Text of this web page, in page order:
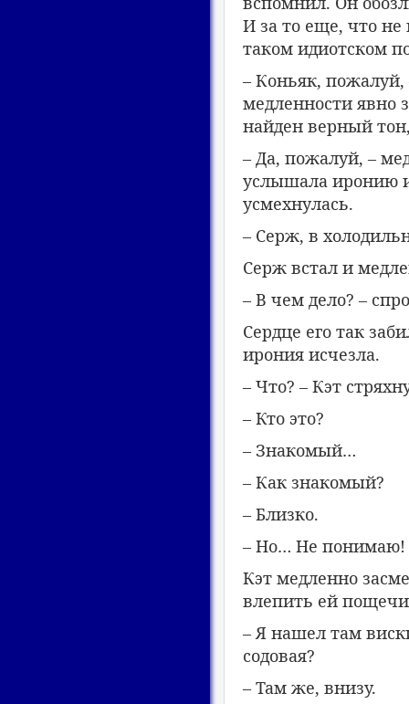
И за то еще, что
таком идиотском
– Коньяк, пожалуй,
медленности явно
найден верный
– Да, пожалуй, –
услышала иронию
усмехнулась.
– Серж, в
Серж встал и
– В чем дело? –
Сердце его так
ирония исчезла.
– Что? – Кэт
– Кто это?
– Знакомый…
– Как знакомый?
– Близко.
– Но… Не понимаю!
Кэт медленно
влепить ей
– Я нашел там
содовая?
– Там же, внизу.